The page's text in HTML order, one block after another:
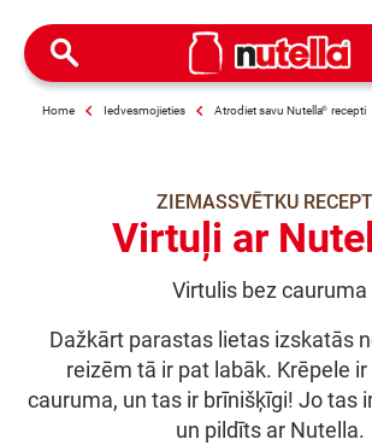
Home Iedvesmojieties Atrodiet savu Nutella® recepti
ZIEMASSVĒTKU
Virtuļi ar
Virtulis bez cauruma
Dažkārt parastas lietas izskatās
reizēm tā ir pat labāk. Krēpele
cauruma, un tas ir brīnišķīgi! Jo tas
un pildīts ar Nutella.